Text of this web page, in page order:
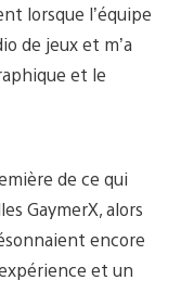
lorsque l’équipe
de jeux et m’a
et le
de ce qui
GaymerX, alors
encore
et un